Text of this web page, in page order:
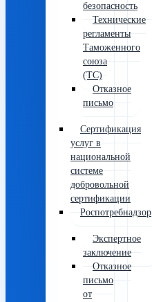
безопасность
Технические
регламенты
Таможенного
союза
(ТС)
Отказное
письмо
Сертификация
услуг в
национальной
системе
добровольной
сертификации
Роспотребнадзор
Экспертное
заключение
Отказное
письмо
от